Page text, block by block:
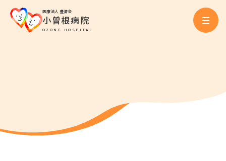
医療法人 豊済会
小曽根病院
OZONE HOSPITAL